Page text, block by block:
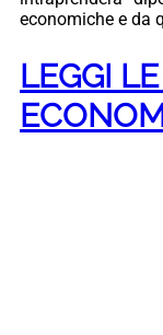
economiche e da
LEGGI